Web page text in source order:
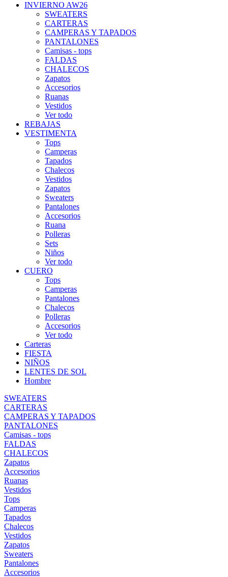
INVIERNO AW26
SWEATERS
CARTERAS
CAMPERAS Y TAPADOS
PANTALONES
Camisas - tops
FALDAS
CHALECOS
Zapatos
Accesorios
Ruanas
Vestidos
Ver todo
REBAJAS
VESTIMENTA
Tops
Camperas
Tapados
Chalecos
Vestidos
Zapatos
Sweaters
Pantalones
Accesorios
Ruana
Polleras
Sets
Niños
Ver todo
CUERO
Tops
Camperas
Pantalones
Chalecos
Polleras
Accesorios
Ver todo
Carteras
FIESTA
NIÑOS
LENTES DE SOL
Hombre
SWEATERS
CARTERAS
CAMPERAS Y TAPADOS
PANTALONES
Camisas - tops
FALDAS
CHALECOS
Zapatos
Accesorios
Ruanas
Vestidos
Tops
Camperas
Tapados
Chalecos
Vestidos
Zapatos
Sweaters
Pantalones
Accesorios